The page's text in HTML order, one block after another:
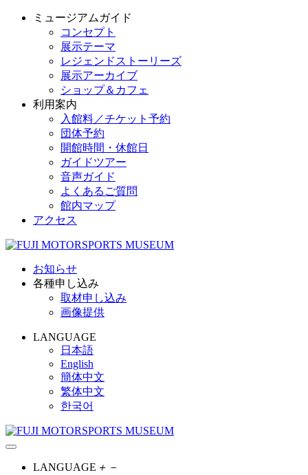
ミュージアムガイド
コンセプト
展示テーマ
レジェンドストーリーズ
展示アーカイブ
ショップ＆カフェ
利用案内
入館料／チケット予約
団体予約
開館時間・休館日
ガイドツアー
音声ガイド
よくあるご質問
館内マップ
アクセス
お知らせ
各種申し込み
取材申し込み
画像提供
LANGUAGE
日本語
English
簡体中文
繁体中文
한국어
LANGUAGE ＋ －